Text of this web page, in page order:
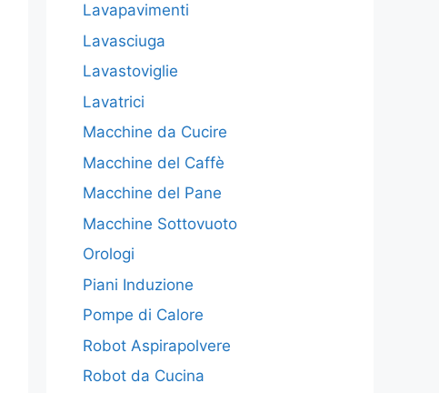
Lavapavimenti
Lavasciuga
Lavastoviglie
Lavatrici
Macchine da Cucire
Macchine del Caffè
Macchine del Pane
Macchine Sottovuoto
Orologi
Piani Induzione
Pompe di Calore
Robot Aspirapolvere
Robot da Cucina